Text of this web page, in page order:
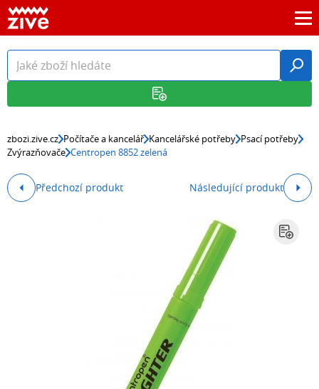
zbozi.zive.cz Počítače a kancelář Kancelářské potřeby Psací potřeby
Zvýrazňovače Centropen 8852 zelená
Předchozí produkt Následující produkt